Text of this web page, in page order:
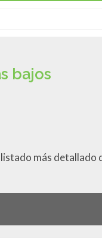
bajos
más detallado